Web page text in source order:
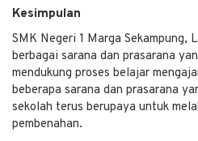
Kesimpulan
SMK Negeri 1 Marga Sekampung,
berbagai sarana dan prasarana
mendukung proses belajar
beberapa sarana dan prasarana
sekolah terus berupaya untuk
pembenahan.